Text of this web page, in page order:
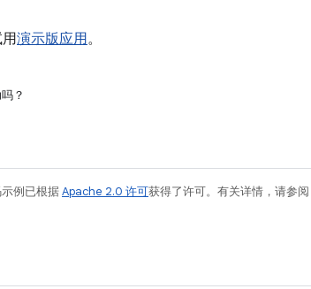
演示版应用。
？
例已根据Apache 2.0 许可获得了许可。有关详情，请参阅